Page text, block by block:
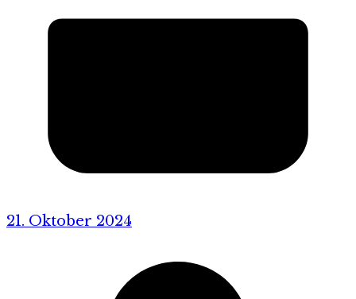
21. Oktober 2024